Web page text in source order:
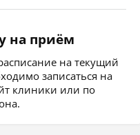
на приём
на текущий
записаться на
клиники или по